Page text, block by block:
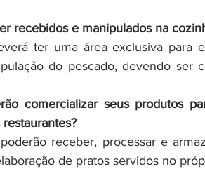
recebidos e manipulados na
ter uma área exclusiva para
do pescado, devendo ser
comercializar seus produtos
receber, processar e
de pratos servidos no